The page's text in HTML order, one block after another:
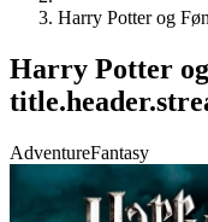
Harry Potter og
Harry Potter
AdventureFantasy